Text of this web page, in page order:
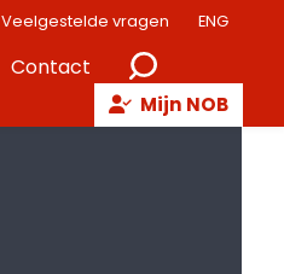
Veelgestelde vragen ENG
Contact
Mijn NOB